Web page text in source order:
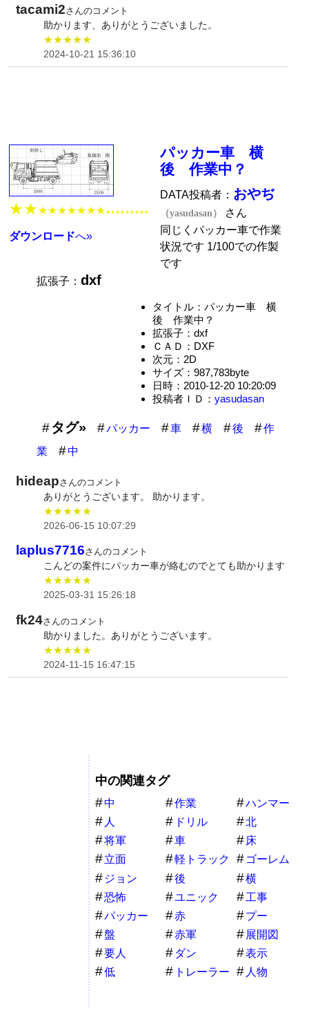
tacami2さんのコメント
助かります、ありがとうございました。
★★★★★
2024-10-21 15:36:10
★★★★★★★★★ ★★★★★★★★★
ダウンロードへ»
パッカー車 横
後 作業中？
DATA投稿者： おやぢ
（yasudasan）
さん
同じくパッカー車で作業
状況です 1/100での作製
です
拡張子：dxf
タイトル：パッカー車 横
後 作業中？
拡張子：dxf
ＣＡＤ：DXF
次元：2D
サイズ：987,783byte
日時：2010-12-20 10:20:09
投稿者ＩＤ： yasudasan
タグ» パッカー 車 横 後
作
業
中
hideapさんのコメント
ありがとうございます。 助かります。
★★★★★
2026-06-15 10:07:29
laplus7716さんのコメント
こんどの案件にパッカー車が絡むのでとても助かります
★★★★★
2025-03-31 15:26:18
fk24さんのコメント
助かりました。ありがとうございます。
★★★★★
2024-11-15 16:47:15
中の関連タグ
中 作業
ハンマー
人
ドリル
北
将軍
車
床
立面
軽トラック
ゴーレム
ジョン
後
横
恐怖
ユニック
工事
パッカー
赤
プー
盤
赤軍
展開図
要人
ダン
表示
低
トレーラー 人物